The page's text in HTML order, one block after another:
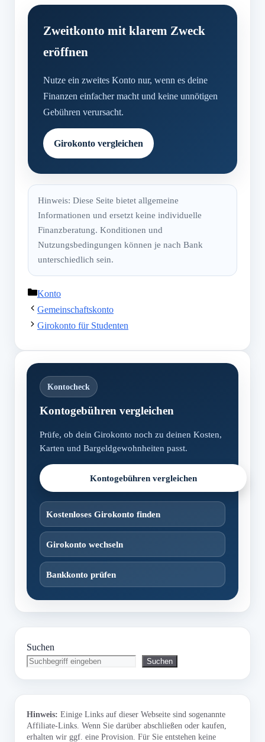
Zweitkonto mit klarem Zweck
eröffnen
Nutze ein zweites Konto nur, wenn es deine
Finanzen einfacher macht und keine unnötigen
Gebühren verursacht.
Girokonto vergleichen
Hinweis: Diese Seite bietet allgemeine
Informationen und ersetzt keine individuelle
Finanzberatung. Konditionen und
Nutzungsbedingungen können je nach Bank
unterschiedlich sein.
Kategorien
Konto
Gemeinschaftskonto
Girokonto für Studenten
Kontocheck
Kontogebühren vergleichen
Prüfe, ob dein Girokonto noch zu deinen Kosten,
Karten und Bargeldgewohnheiten passt.
Kontogebühren vergleichen
Kostenloses Girokonto finden
Girokonto wechseln
Bankkonto prüfen
Suchen
Suchen
Hinweis: Einige Links auf dieser Webseite sind sogenannte
Affiliate-Links. Wenn Sie darüber abschließen oder kaufen,
erhalten wir ggf. eine Provision. Für Sie entstehen keine